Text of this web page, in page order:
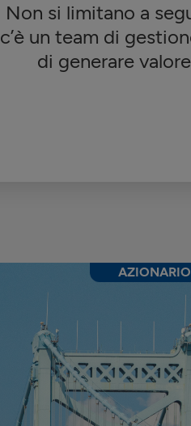
Non si limitano a
c’è un team di
di generare